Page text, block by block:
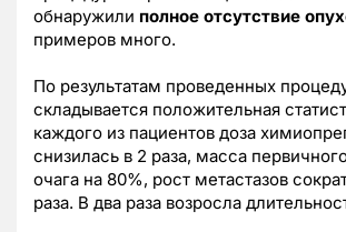
обнаружили полное отсутствие
примеров много.
По результатам проведенных
складывается положительная
каждого из пациентов доза
снизилась в 2 раза, масса
очага на 80%, рост метастазов
раза. В два раза возросла